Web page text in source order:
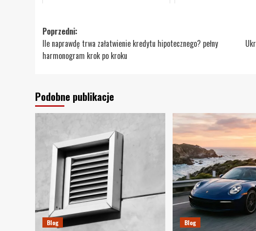
Zobacz
wpisy
Poprzedni:
Ile naprawdę trwa załatwienie kredytu hipotecznego? pełny
harmonogram krok po kroku
Podobne publikacje
Blog Blog